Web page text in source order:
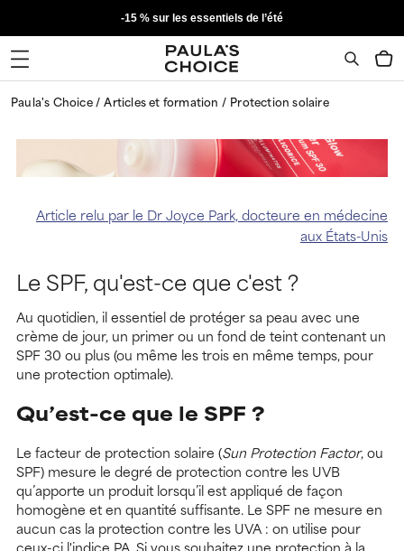
-15 % sur les essentiels de l’été
Paula's Choice Articles et formation Protection solaire
Article relu par le Dr Joyce Park, docteure en médecine
aux États-Unis
Le SPF, qu'est-ce que c'est ?
Au quotidien, il essentiel de protéger sa peau avec une
crème de jour, un primer ou un fond de teint contenant un
SPF 30 ou plus (ou même les trois en même temps, pour
une protection optimale).
Qu’est-ce que le SPF ?
Le facteur de protection solaire (Sun Protection Factor, ou
SPF) mesure le degré de protection contre les UVB
qu’apporte un produit lorsqu’il est appliqué de façon
homogène et en quantité suffisante. Le SPF ne mesure en
aucun cas la protection contre les UVA : on utilise pour